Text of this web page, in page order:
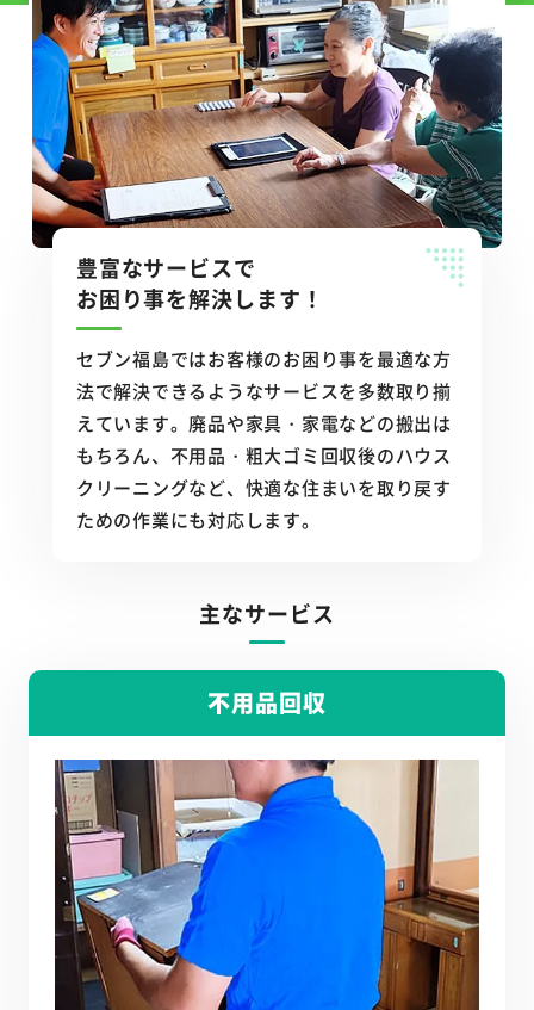
豊富なサービスで
お困り事を解決します！
セブン福島ではお客様のお困り事を最適な方
法で解決できるようなサービスを多数取り揃
えています。廃品や家具・家電などの搬出は
もちろん、不用品・粗大ゴミ回収後のハウス
クリーニングなど、快適な住まいを取り戻す
ための作業にも対応します。
主なサービス
不用品回収